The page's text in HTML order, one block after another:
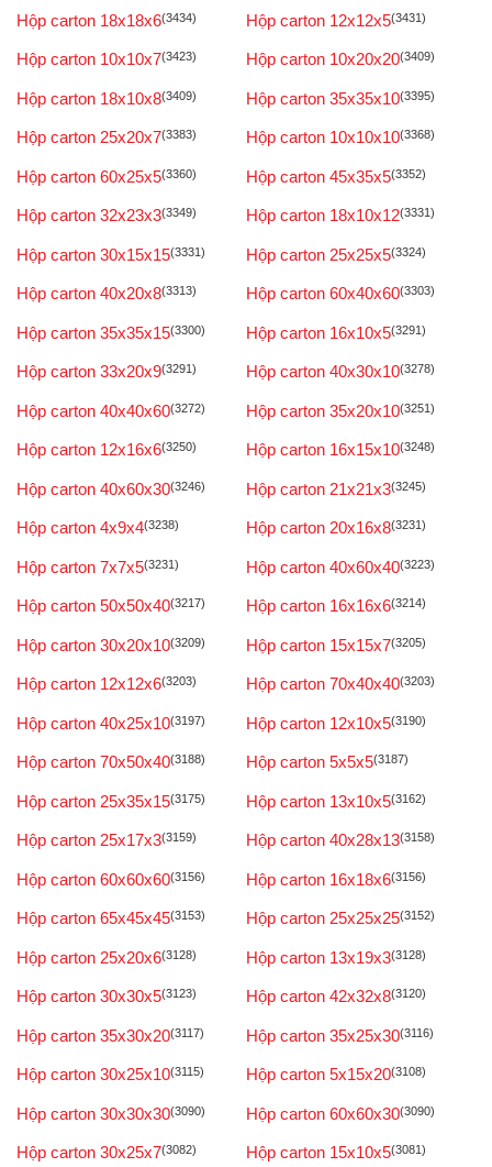
Hộp carton 18x18x6(3434) Hộp carton 12x12x5(3431)
Hộp carton 10x10x7(3423) Hộp carton 10x20x20(3409)
Hộp carton 18x10x8(3409) Hộp carton 35x35x10(3395)
Hộp carton 25x20x7(3383) Hộp carton 10x10x10(3368)
Hộp carton 60x25x5(3360) Hộp carton 45x35x5(3352)
Hộp carton 32x23x3(3349) Hộp carton 18x10x12(3331)
Hộp carton 30x15x15(3331) Hộp carton 25x25x5(3324)
Hộp carton 40x20x8(3313) Hộp carton 60x40x60(3303)
Hộp carton 35x35x15(3300) Hộp carton 16x10x5(3291)
Hộp carton 33x20x9(3291) Hộp carton 40x30x10(3278)
Hộp carton 40x40x60(3272) Hộp carton 35x20x10(3251)
Hộp carton 12x16x6(3250) Hộp carton 16x15x10(3248)
Hộp carton 40x60x30(3246) Hộp carton 21x21x3(3245)
Hộp carton 4x9x4(3238) Hộp carton 20x16x8(3231)
Hộp carton 7x7x5(3231) Hộp carton 40x60x40(3223)
Hộp carton 50x50x40(3217) Hộp carton 16x16x6(3214)
Hộp carton 30x20x10(3209) Hộp carton 15x15x7(3205)
Hộp carton 12x12x6(3203) Hộp carton 70x40x40(3203)
Hộp carton 40x25x10(3197) Hộp carton 12x10x5(3190)
Hộp carton 70x50x40(3188) Hộp carton 5x5x5(3187)
Hộp carton 25x35x15(3175) Hộp carton 13x10x5(3162)
Hộp carton 25x17x3(3159) Hộp carton 40x28x13(3158)
Hộp carton 60x60x60(3156) Hộp carton 16x18x6(3156)
Hộp carton 65x45x45(3153) Hộp carton 25x25x25(3152)
Hộp carton 25x20x6(3128) Hộp carton 13x19x3(3128)
Hộp carton 30x30x5(3123) Hộp carton 42x32x8(3120)
Hộp carton 35x30x20(3117) Hộp carton 35x25x30(3116)
Hộp carton 30x25x10(3115) Hộp carton 5x15x20(3108)
Hộp carton 30x30x30(3090) Hộp carton 60x60x30(3090)
Hộp carton 30x25x7(3082) Hộp carton 15x10x5(3081)